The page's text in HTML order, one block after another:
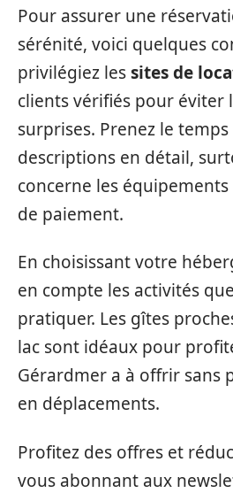
Pour assurer une
sérénité, voici quelques
privilégiez lessites de
clients vérifiés pour éviter
surprises. Prenez le
descriptions en détail,
concerne les
de paiement.
En choisissant votre
en compte les activités
pratiquer. Les gîtes
lac sont idéaux pour
Gérardmer a à offrir sans
en déplacements.
Profitez des offres et
vous abonnant aux